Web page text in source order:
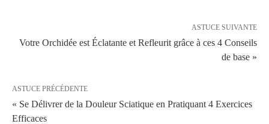
ASTUCE SUIVANTE
Votre Orchidée est Éclatante et Refleurit grâce à ces 4 Conseils
de base »
ASTUCE PRÉCÉDENTE
« Se Délivrer de la Douleur Sciatique en Pratiquant 4 Exercices
Efficaces